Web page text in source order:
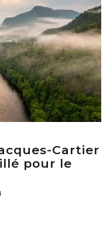
Cartier
pour le